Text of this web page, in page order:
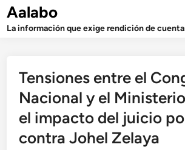
Saltar
contenido
Aalabo
La información que exige rendición de
Tensiones entre el
Nacional y el
el impacto del juicio
contra Johel Zelaya